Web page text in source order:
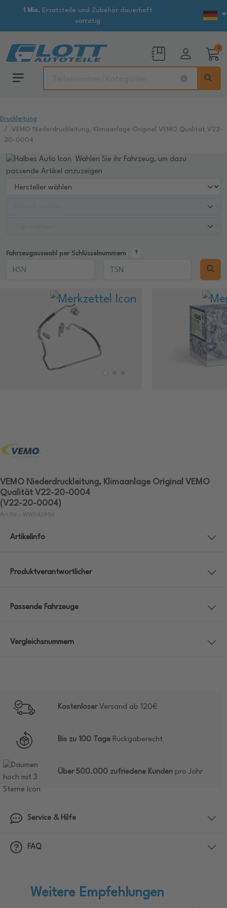
1 Mio.Ersatzteile und Zubehör dauerhaft
vorrätig
0
Druckleitung
VEMO Niederdruckleitung, Klimaanlage Original VEMO Qualität V22-
20-0004
Wählen Sie ihr Fahrzeug, um dazu
passende Artikel anzuzeigen
Fahrzeugauswahl per Schlüsselnummern
VEMO Niederdruckleitung, Klimaanlage Original VEMO
Qualität V22-20-0004
(V22-20-0004)
Art.Nr.: WW042956
Artikelinfo
Produktverantwortlicher
Passende Fahrzeuge
Vergleichsnummern
KostenloserVersand ab 120€
Bis zu 100 Tage Rückgaberecht
Über 500.000 zufriedene Kunden pro Jahr
Service & Hilfe
FAQ
Weitere Empfehlungen